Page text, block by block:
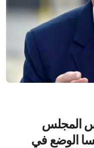
المجلس
الوضع في